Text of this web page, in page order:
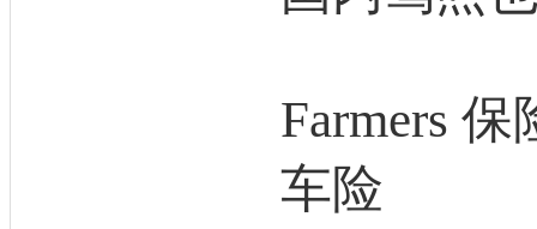
Farmers
车险